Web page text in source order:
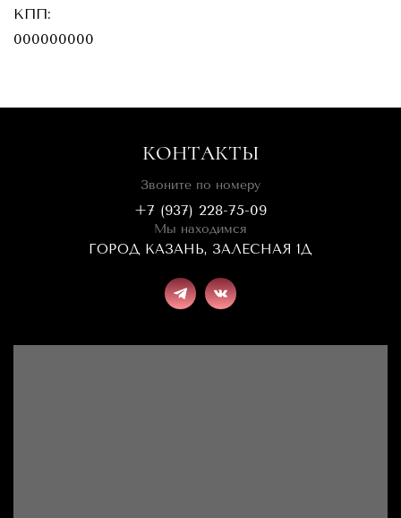
КПП:
000000000
КОНТАКТЫ
Звоните по номеру
+7 (937) 228-75-09
Мы находимся
ГОРОД КАЗАНЬ, ЗАЛЕСНАЯ 1Д